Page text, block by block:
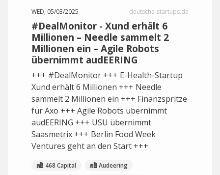
WED, 05/03/2025 deutsche-startups.de
#DealMonitor - Xund erhält 6
Millionen – Needle sammelt 2
Millionen ein – Agile Robots
übernimmt audEERING
+++ #DealMonitor +++ E-Health-Startup
Xund erhält 6 Millionen +++ Needle
sammelt 2 Millionen ein +++ Finanzspritze
für Axo +++ Agile Robots übernimmt
audEERING +++ USU übernimmt
Saasmetrix +++ Berlin Food Week
Ventures geht an den Start +++
468 Capital
Audeering